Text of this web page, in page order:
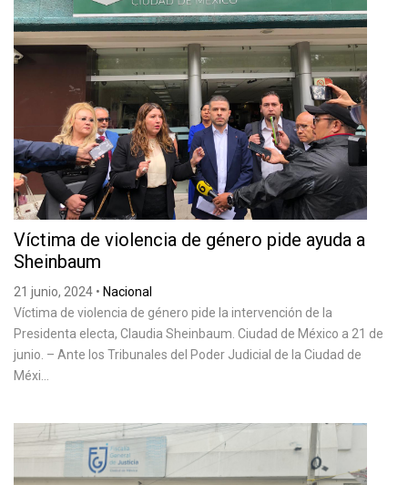
Víctima de violencia de género pide ayuda a
Sheinbaum
21 junio, 2024 • Nacional
Víctima de violencia de género pide la intervención de la
Presidenta electa, Claudia Sheinbaum. Ciudad de México a 21 de
junio. – Ante los Tribunales del Poder Judicial de la Ciudad de
Méxi...